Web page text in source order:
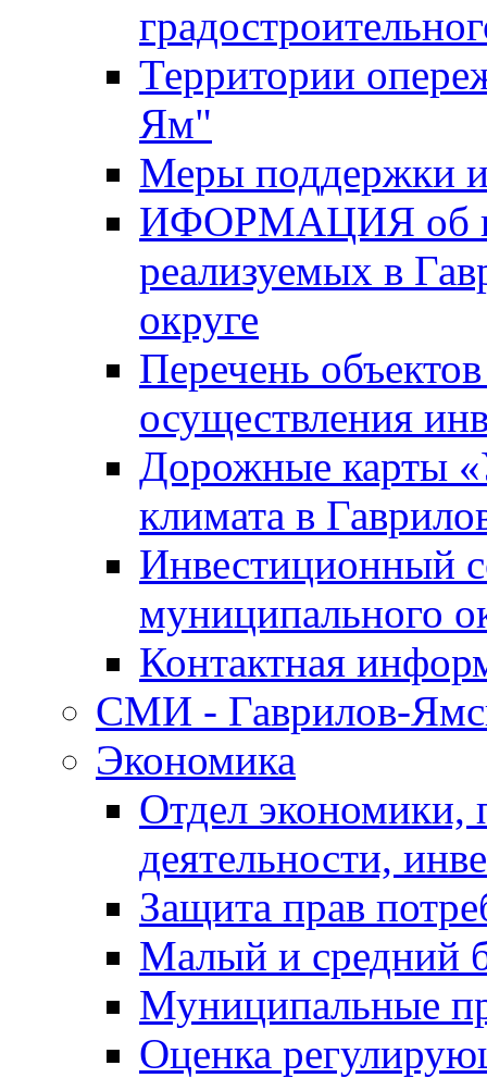
Территории
Ям"
Меры поддержки
ИФОРМАЦИЯ об
реализуемых в
округе
Перечень
осуществления
Дорожные карты
климата в
Инвестиционный
муниципального
Контактная
СМИ - Гаврилов-
Экономика
Отдел экономики,
деятельности,
Защита прав
Малый и средний
Муниципальные
Оценка